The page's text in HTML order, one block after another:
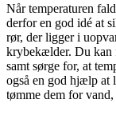
Når temperaturen
derfor en god idé at
rør, der ligger i
krybekælder. Du kan
samt sørge for, at
også en god hjælp at
tømme dem for